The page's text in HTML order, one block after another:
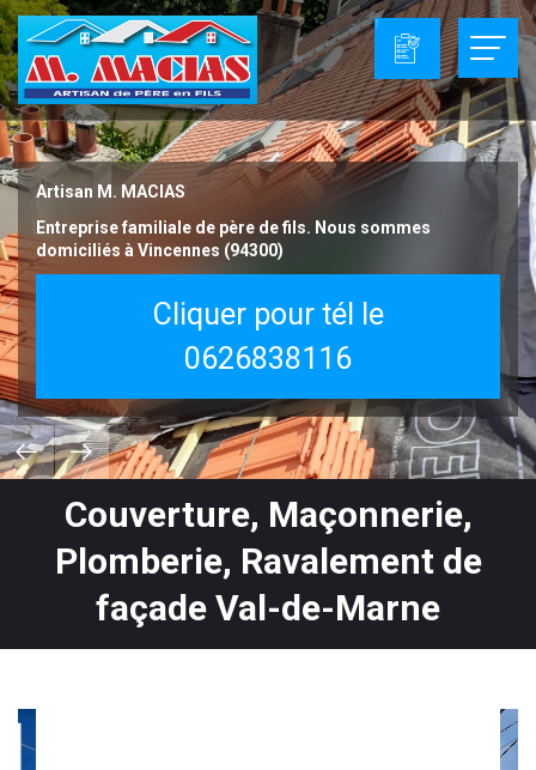
Artisan M. MACIAS
Entreprise familiale de père de fils. Nous sommes
domiciliés à Vincennes (94300)
Cliquer pour tél le
0626838116
Couverture, Maçonnerie,
Plomberie, Ravalement de
façade Val-de-Marne